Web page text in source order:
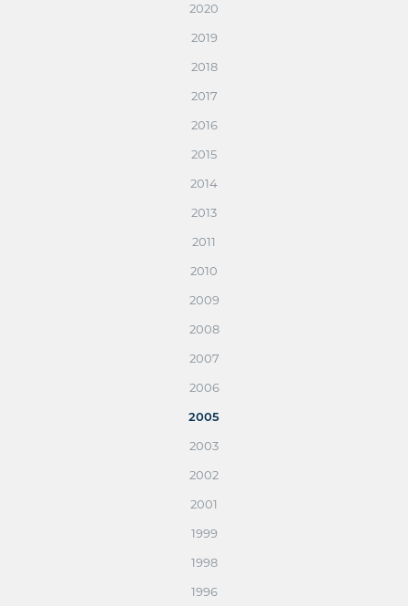
2020
2019
2018
2017
2016
2015
2014
2013
2011
2010
2009
2008
2007
2006
2005
2003
2002
2001
1999
1998
1996